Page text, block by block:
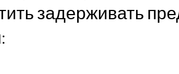
задерживать